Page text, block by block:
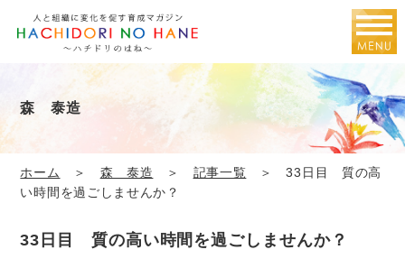
森 泰造
ホーム ＞ 森 泰造 ＞ 記事一覧 ＞ 33日目 質の高
い時間を過ごしませんか？
33日目 質の高い時間を過ごしませんか？